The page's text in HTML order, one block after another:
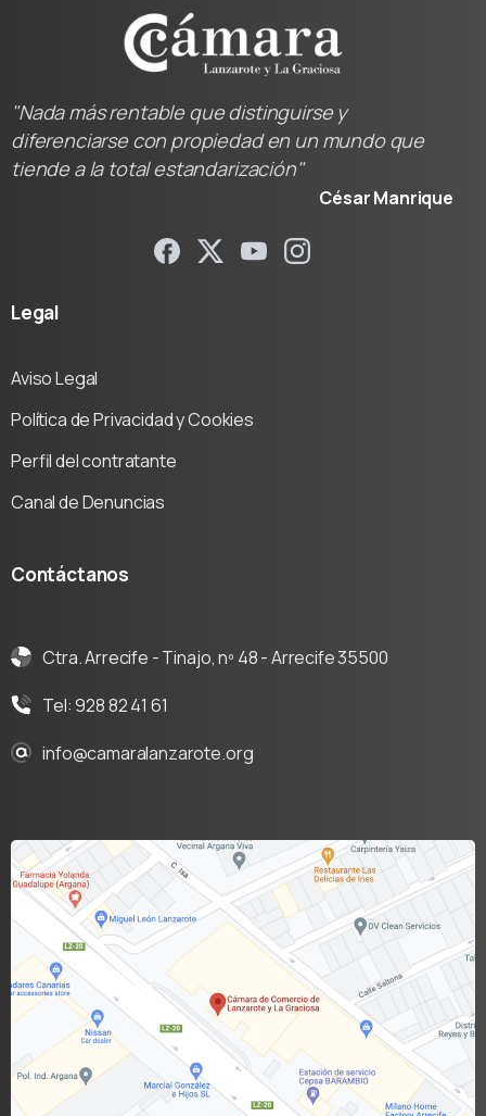
"Nada más rentable que distinguirse y
diferenciarse con propiedad en un mundo que
tiende a la total estandarización"
César Manrique
Legal
Aviso Legal
Política de Privacidad y Cookies
Perfil del contratante
Canal de Denuncias
Contáctanos
Ctra. Arrecife - Tinajo, nº 48 - Arrecife 35500
Tel: 928 82 41 61
info@camaralanzarote.org